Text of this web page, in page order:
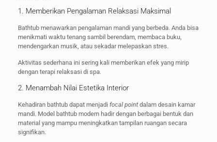
1. Memberikan Pengalaman Relaksasi Maksimal
Bathtub menawarkan pengalaman mandi yang berbeda. Anda bisa
menikmati waktu tenang sambil berendam, membaca buku,
mendengarkan musik, atau sekadar melepaskan stres.
Aktivitas sederhana ini sering kali memberikan efek yang mirip
dengan terapi relaksasi di spa.
2. Menambah Nilai Estetika Interior
Kehadiran bathtub dapat menjadi focal pointdalam desain kamar
mandi. Model bathtub modern hadir dengan berbagai bentuk dan
material yang mampu meningkatkan tampilan ruangan secara
signifikan.